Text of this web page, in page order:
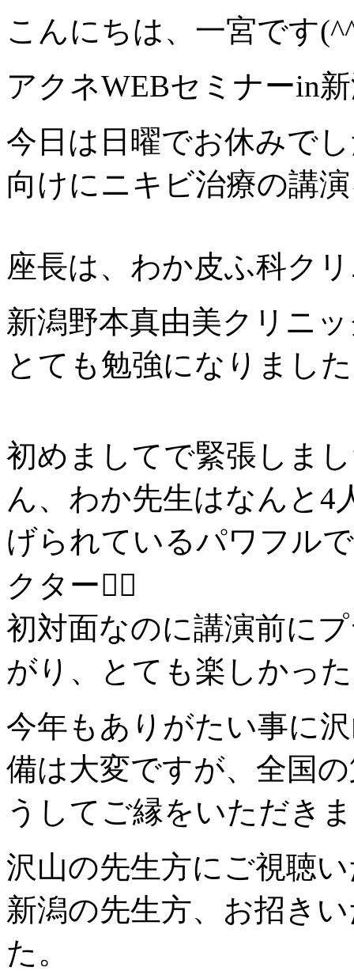
こんにちは、一宮です
アクネWEBセミナーin新
今日は日曜でお休みで
向けにニキビ治療の講
座長は、わか皮ふ科ク
新潟野本真由美クリニ
とても勉強になりまし
初めましてで緊張しま
ん、わか先生はなんと4
げられているパワフル
クター👩‍⚕️
初対面なのに講演前に
がり、とても楽しかっ
今年もありがたい事に
備は大変ですが、全国
うしてご縁をいただき
沢山の先生方にご視聴
新潟の先生方、お招き
た。